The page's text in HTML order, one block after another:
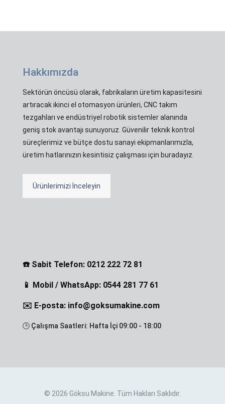
Hakkımızda
Sektörün öncüsü olarak, fabrikaların üretim kapasitesini
artıracak ikinci el otomasyon ürünleri, CNC takım
tezgahları ve endüstriyel robotik sistemler alanında
geniş stok avantajı sunuyoruz. Güvenilir teknik kontrol
süreçlerimiz ve bütçe dostu sanayi ekipmanlarımızla,
üretim hatlarınızın kesintisiz çalışması için buradayız.
Ürünlerimizi İnceleyin
☎️ Sabit Telefon: 0212 222 72 81
📱 Mobil / WhatsApp: 0544 281 77 61
✉️ E-posta: info@goksumakine.com
🕒 Çalışma Saatleri: Hafta İçi 09:00 - 18:00